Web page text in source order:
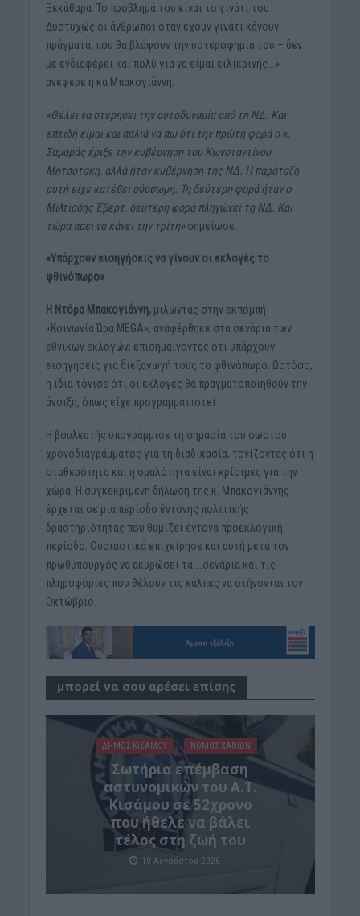
Ξεκάθαρα. Το πρόβλημά του είναι το γινάτι του.
Δυστυχώς οι άνθρωποι όταν έχουν γινάτι κάνουν
πράγματα, που θα βλάψουν την υστεροφημία του – δεν
με ενδιαφέρει και πολύ για να είμαι ειλικρινής…»
ανέφερε η κα Μπακογιάννη.
«Θέλει να στερήσει την αυτοδυναμία από τη ΝΔ. Και
επειδή είμαι και παλιά να πω ότι την πρώτη φορά ο κ.
Σαμαράς έριξε την κυβέρνηση του Κωνσταντίνου
Μητσοτάκη, αλλά ήταν κυβέρνηση της ΝΔ. Η παράταξη
αυτή είχε κατέβει σύσσωμη. Τη δεύτερη φορά ήταν ο
Μιλτιάδης Έβερτ, δεύτερη φορά πληγώνει τη ΝΔ. Και
τώρα πάει να κάνει την τρίτη»σημείωσε.
«Υπάρχουν εισηγήσεις να γίνουν οι εκλογές το
φθινόπωρο»
Η Ντόρα Μπακογιάννη,μιλώντας στην εκπομπή
«Κοινωνία Ώρα MEGA», αναφέρθηκε στα σενάρια των
εθνικών εκλογών, επισημαίνοντας ότι υπάρχουν
εισηγήσεις για διεξαγωγή τους το φθινόπωρο. Ωστόσο,
η ίδια τόνισε ότι οι εκλογές θα πραγματοποιηθούν την
άνοιξη, όπως είχε προγραμματιστεί.
Η βουλευτής υπογράμμισε τη σημασία του σωστού
χρονοδιαγράμματος για τη διαδικασία, τονίζοντας ότι η
σταθερότητα και η ομαλότητα είναι κρίσιμες για την
χώρα. Η συγκεκριμένη δήλωση της κ. Μπακογιάννης
έρχεται σε μια περίοδο έντονης πολιτικής
δραστηριότητας που θυμίζει έντονα προεκλογική
περίοδο. Ουσιαστικά επιχείρησε και αυτή μετά τον
πρωθυπουργός να ακυρώσει τα …σενάρια και τις
πληροφορίες που θέλουν τις κάλπες να στήνονται τον
Οκτώβριο.
μπορεί να σου αρέσει επίσης
ΔΉΜΟΣ ΚΙΣΆΜΟΥ ΝΟΜΌΣ ΧΑΝΊΩΝ
Σωτήρια επέμβαση
αστυνομικών του Α.Τ.
Κισάμου σε 52χρονο
που ήθελε να βάλει
τέλος στη ζωή του
10 Αυγούστου 2026